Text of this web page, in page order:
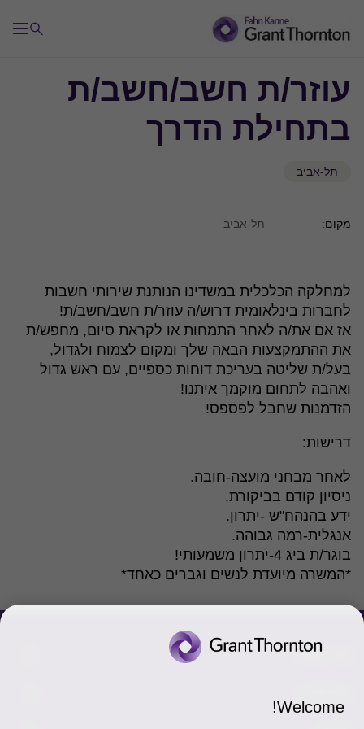
עוזר/ת חשב/חשב/ת
בתחילת הדרך
תל-אביב
מקום: תל-אביב
למחלקה הכלכלית במשדינו הנותנת שירותי חשבות
לחברות בינלאומית דרוש/ה עוזר/ת חשב/חשב/ת!
אז אם את/ה לאחר התמחות או לקראת סיום, מחפש/ת
את ההתמקצעות הבאה שלך ומקום לצמוח ולגדול,
בעל/ת שליטה בעריכת דוחות כספיים, עם ראש גדול
ואהבה לתחום מוקמך איתנו!
הזדמנות שחבל לפספס!
דרישות:
לאחר מבחני מועצה-חובה.
ניסיון קודם בביקורת.
ידע בהנהח"ש -יתרון.
אנגלית-רמה גבוהה.
בוגר/ת ביג 4-יתרון משמעותי!
*המשרה מיועדת לנשים וגברים כאחד*
צור קשר
Welcome!